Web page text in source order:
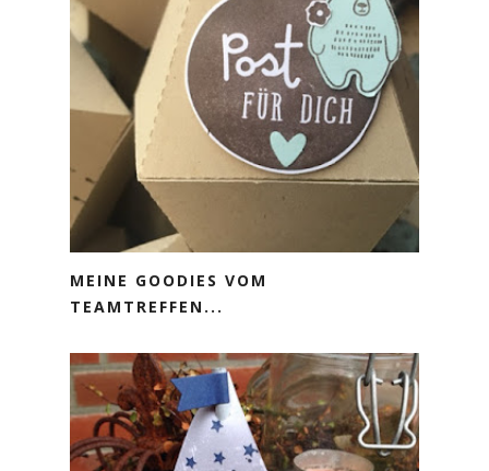
MEINE GOODIES VOM
TEAMTREFFEN...